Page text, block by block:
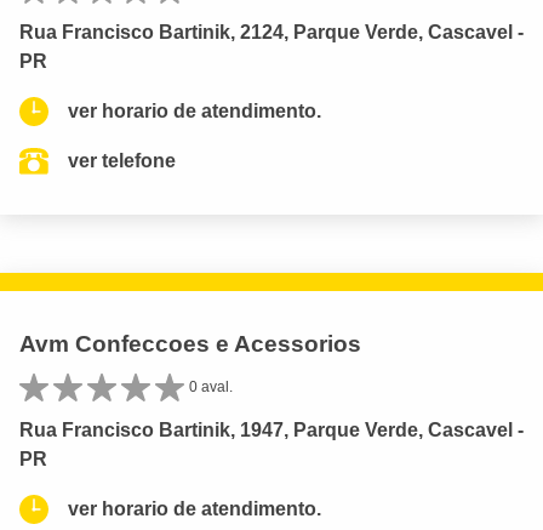
Rua Francisco Bartinik, 2124, Parque Verde, Cascavel -
PR
ver horario de atendimento.
ver telefone
Avm Confeccoes e Acessorios
0 aval.
Rua Francisco Bartinik, 1947, Parque Verde, Cascavel -
PR
ver horario de atendimento.